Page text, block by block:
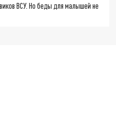
ВСУ. Но беды для малышей не